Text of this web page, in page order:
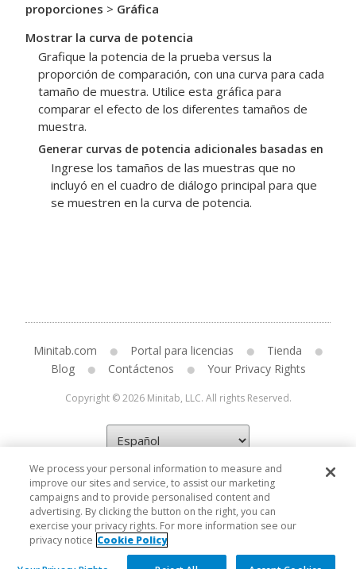
proporciones > Gráfica
Mostrar la curva de potencia
Grafique la potencia de la prueba versus la
proporción de comparación, con una curva para cada
tamaño de muestra. Utilice esta gráfica para
comparar el efecto de los diferentes tamaños de
muestra.
Generar curvas de potencia adicionales basadas en
Ingrese los tamaños de las muestras que no
incluyó en el cuadro de diálogo principal para que
se muestren en la curva de potencia.
Minitab.com Portal para licencias
Tienda
Blog
Contáctenos Your Privacy Rights
Copyright © 2026 Minitab, LLC. All rights Reserved.
We process your personal information to measure and
improve our sites and service, to assist our marketing
campaigns and to provide personalised content and
advertising. By clicking the button on the right, you can
exercise your privacy rights. For more information see our
privacy notice Cookie Policy